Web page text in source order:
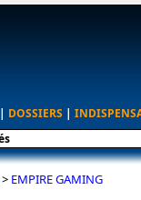
| DOSSIERS |
> EMPIRE GAMING